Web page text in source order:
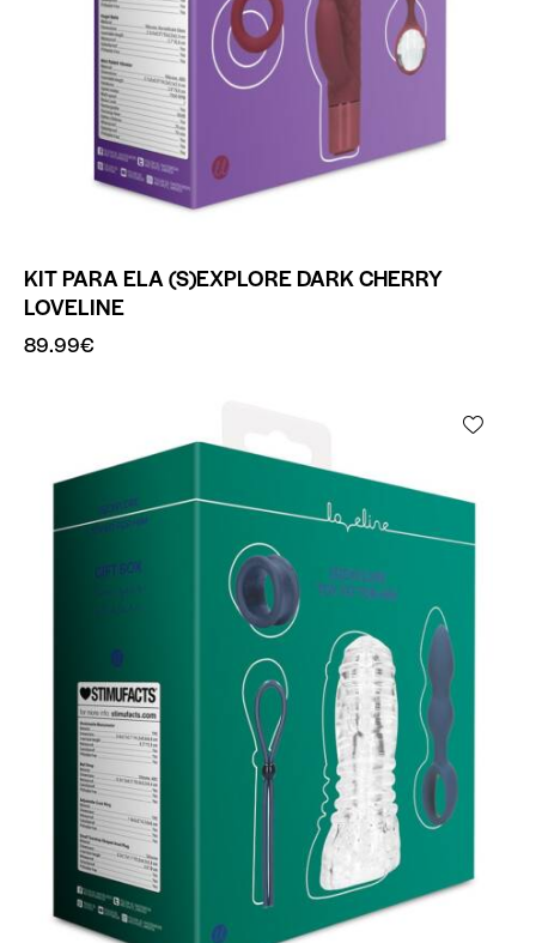
KIT PARA ELA (S)EXPLORE DARK CHERRY
LOVELINE
89.99€